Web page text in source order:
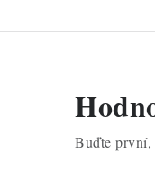
Buďte první,